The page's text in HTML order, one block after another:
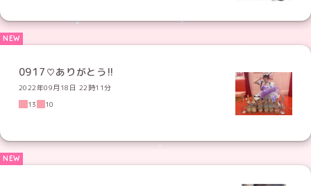
0917♡ありがとう!!
2022年09月18日 22時11分
13
10